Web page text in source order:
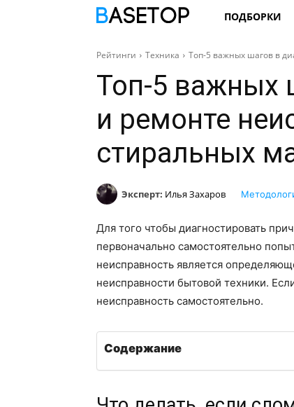
ПОДБОРКИ
Рейтинги Техника Топ-5 важных шагов в
Топ-5 важных
и ремонте
стиральных
Эксперт: Илья Захаров
Для того чтобы диагностировать
первоначально самостоятельно
неисправность является
неисправности бытовой техники.
неисправность самостоятельно.
Содержание